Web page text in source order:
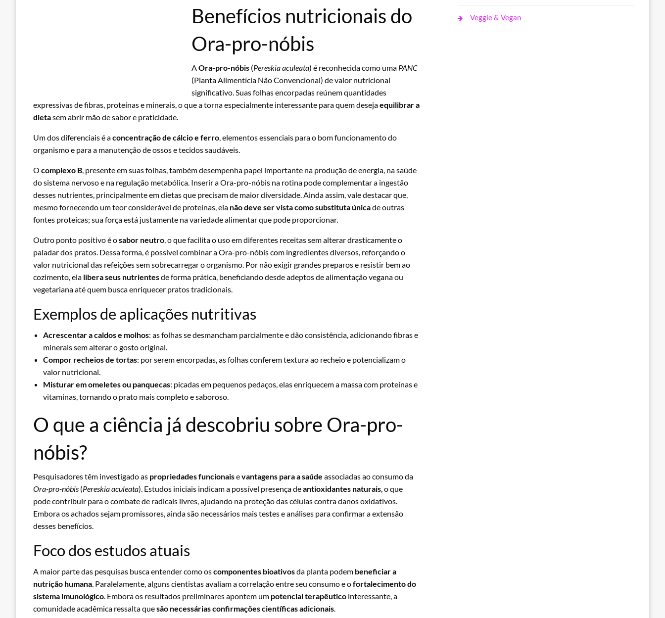
Benefícios nutricionais do
Ora-pro-nóbis
AOra-pro-nóbis (Pereskia aculeata) é reconhecida como uma PANC
(Planta Alimentícia Não Convencional) de valor nutricional
significativo. Suas folhas encorpadas reúnem quantidades
expressivas de fibras, proteínas e minerais, o que a torna especialmente interessante para quem desejaequilibrar a
dietasem abrir mão de sabor e praticidade.
Um dos diferenciais é aconcentração de cálcio e ferro, elementos essenciais para o bom funcionamento do
organismo e para a manutenção de ossos e tecidos saudáveis.
O complexo B, presente em suas folhas, também desempenha papel importante na produção de energia, na saúde
do sistema nervoso e na regulação metabólica. Inserir a Ora-pro-nóbis na rotina pode complementar a ingestão
desses nutrientes, principalmente em dietas que precisam de maior diversidade. Ainda assim, vale destacar que,
mesmo fornecendo um teor considerável de proteínas, ela não deve ser vista como substituta únicade outras
fontes proteicas; sua força está justamente na variedade alimentar que pode proporcionar.
Outro ponto positivo é osabor neutro, o que facilita o uso em diferentes receitas sem alterar drasticamente o
paladar dos pratos. Dessa forma, é possível combinar a Ora-pro-nóbis com ingredientes diversos, reforçando o
valor nutricional das refeições sem sobrecarregar o organismo. Por não exigir grandes preparos e resistir bem ao
cozimento, ela libera seus nutrientesde forma prática, beneficiando desde adeptos de alimentação vegana ou
vegetariana até quem busca enriquecer pratos tradicionais.
Exemplos de aplicações nutritivas
Acrescentar a caldos e molhos: as folhas se desmancham parcialmente e dão consistência, adicionando fibras e
minerais sem alterar o gosto original.
Compor recheios de tortas: por serem encorpadas, as folhas conferem textura ao recheio e potencializam o
valor nutricional.
Misturar em omeletes ou panquecas: picadas em pequenos pedaços, elas enriquecem a massa com proteínas e
vitaminas, tornando o prato mais completo e saboroso.
O que a ciência já descobriu sobre Ora-pro-
nóbis?
Pesquisadores têm investigado as propriedades funcionaisevantagens para a saúde associadas ao consumo da
Ora-pro-nóbis (Pereskia aculeata). Estudos iniciais indicam a possível presença deantioxidantes naturais, o que
pode contribuir para o combate de radicais livres, ajudando na proteção das células contra danos oxidativos.
Embora os achados sejam promissores, ainda são necessários mais testes e análises para confirmar a extensão
desses benefícios.
Foco dos estudos atuais
A maior parte das pesquisas busca entender como oscomponentes bioativosda planta podem beneficiar a
nutrição humana. Paralelamente, alguns cientistas avaliam a correlação entre seu consumo e ofortalecimento do
sistema imunológico. Embora os resultados preliminares apontem um potencial terapêutico interessante, a
comunidade acadêmica ressalta quesão necessárias confirmações científicas adicionais.
Veggie & Vegan